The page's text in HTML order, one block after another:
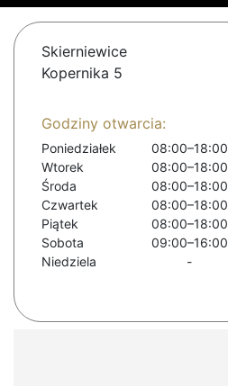
Skierniewice
Kopernika 5
Godziny otwarcia:
Poniedziałek
08:00–18:00
Wtorek
08:00–18:00
Środa
08:00–18:00
Czwartek
08:00–18:00
Piątek
08:00–18:00
Sobota
09:00–16:00
Niedziela
-